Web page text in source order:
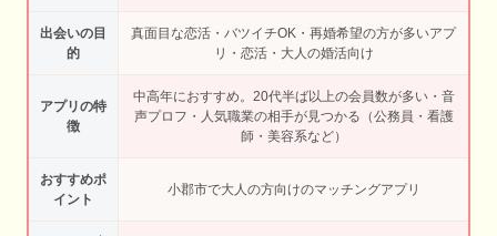
出会いの目
的
真面目な恋活・バツイチOK・再婚希望の方が多いアプ
リ・恋活・大人の婚活向け
アプリの特
徴
中高年におすすめ。20代半ば以上の会員数が多い・音
声プロフ・人気職業の相手が見つかる（公務員・看護
師・美容系など）
おすすめポ
イント
小郡市で大人の方向けのマッチングアプリ